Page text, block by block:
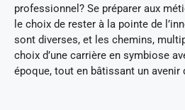
professionnel? Se préparer aux
le choix de rester à la pointe de
sont diverses, et les chemins,
choix d’une carrière en symbiose
époque, tout en bâtissant un avenir